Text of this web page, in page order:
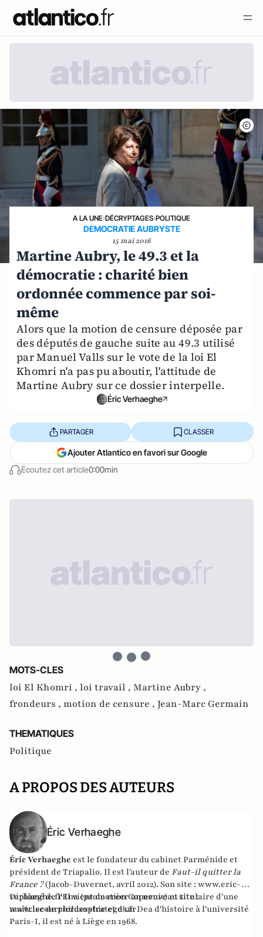
A LA UNE›DÉCRYPTAGES›POLITIQUE
DEMOCRATIE AUBRYSTE
15 mai 2016
Martine Aubry, le 49.3 et la
démocratie : charité bien
ordonnée commence par soi-
même
Alors que la motion de censure déposée par
des députés de gauche suite au 49.3 utilisé
par Manuel Valls sur le vote de la loi El
Khomri n'a pas pu aboutir, l'attitude de
Martine Aubry sur ce dossier interpelle.
Éric Verhaeghe
Écoutez cet article0:00min
PARTAGER CLASSER
Ajouter Atlantico en favori sur Google
MOTS-CLES
loi El Khomri , loi travail , Martine Aubry ,
frondeurs , motion de censure , Jean-Marc Germain
THEMATIQUES
Politique
A PROPOS DES AUTEURS
Éric Verhaeghe
Éric Verhaeghe est le fondateur du cabinet Parménide et
président de Triapalio. Il est l'auteur de Faut-il quitter la
France ?(Jacob-Duvernet, avril 2012). Son site : www.eric-
verhaeghe.frIl vient de créer un nouveau site :
www.lecourrierdesstrateges.fr
Diplômé de l'Ena (promotion Copernic) et titulaire d'une
maîtrise de philosophie et d'un Dea d'histoire à l'université
Paris-I, il est né à Liège en 1968.